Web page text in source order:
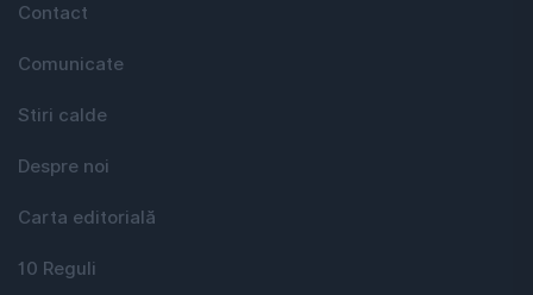
Contact
Comunicate
Stiri calde
Despre noi
Carta editorială
10 Reguli